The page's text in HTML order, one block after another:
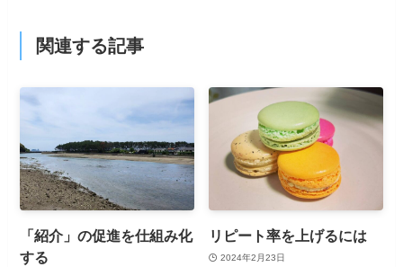
関連する記事
「紹介」の促進を仕組み化
する
リピート率を上げるには
2024年2月23日